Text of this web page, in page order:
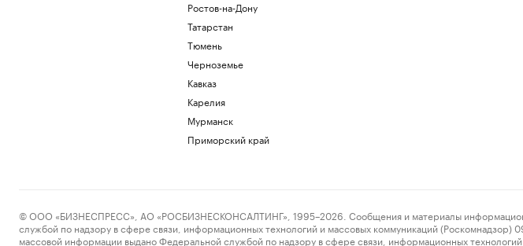
Ростов-на-Дону
Татарстан
Тюмень
Черноземье
Кавказ
Карелия
Мурманск
Приморский край
© ООО «БИЗНЕСПРЕСС», АО «РОСБИЗНЕСКОНСАЛТИНГ», 1995–2026. Сообщения и материалы
службой по надзору в сфере связи, информационных технологий и массовых коммуникаций
массовой информации выдано Федеральной службой по надзору в сфере связи, информационных